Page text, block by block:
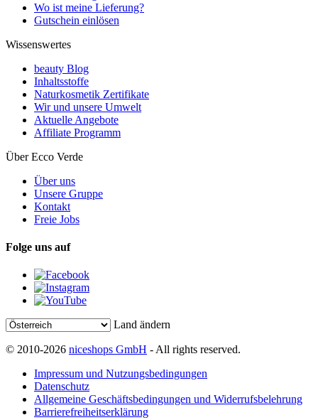
Wo ist meine Lieferung?
Gutschein einlösen
Wissenswertes
beauty Blog
Inhaltsstoffe
Naturkosmetik Zertifikate
Wir und unsere Umwelt
Aktuelle Angebote
Affiliate Programm
Über Ecco Verde
Über uns
Unsere Gruppe
Kontakt
Freie Jobs
Folge uns auf
Land ändern
© 2010-2026 niceshops GmbH - All rights reserved.
Impressum und Nutzungsbedingungen
Datenschutz
Allgemeine Geschäftsbedingungen und Widerrufsbelehrung
Barrierefreiheitserklärung